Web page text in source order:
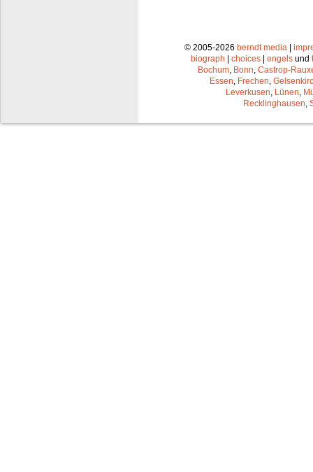
© 2005-2026 berndt media |
biograph | choices | engels und
Bochum Bonn Castrop-
Essen Frechen
Leverkusen Lünen
Recklinghausen